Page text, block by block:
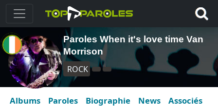
Paroles When it's love time Van
Morrison
ROCK
Albums Paroles Biographie News Associés